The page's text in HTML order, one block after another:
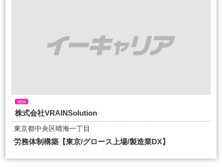
NEW
株式会社VRAINSolution
東京都中央区晴海一丁目
労務体制構築【東京/グロース上場/製造業DX】